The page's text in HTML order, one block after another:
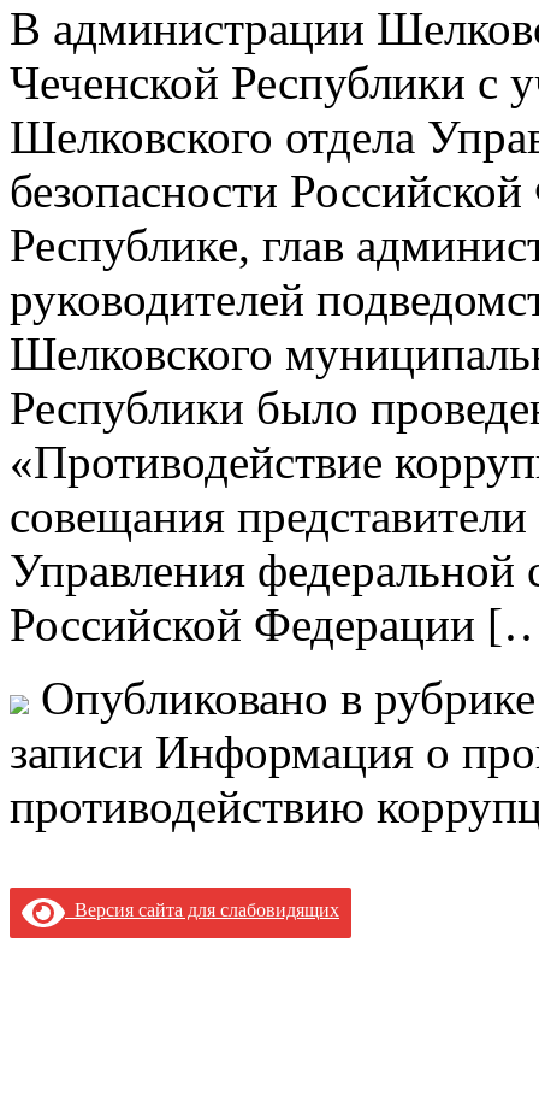
В администрации
Чеченской Республики с
Шелковского отдела
безопасности
Республике, глав
руководителей
Шелковского
Республики было
«Противодействие
совещания
Управления федеральной
Российской Федерации
Опубликовано в
записи Информация о
противодействию
Версия сайта для слабовидящих